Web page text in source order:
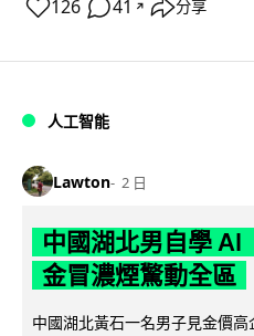
126 41 ↗ 分享
人工智能
Lawton 2 日
中國湖北男自學 AI
金冒濃煙驚動全區
中國湖北黃石一名男子見金價